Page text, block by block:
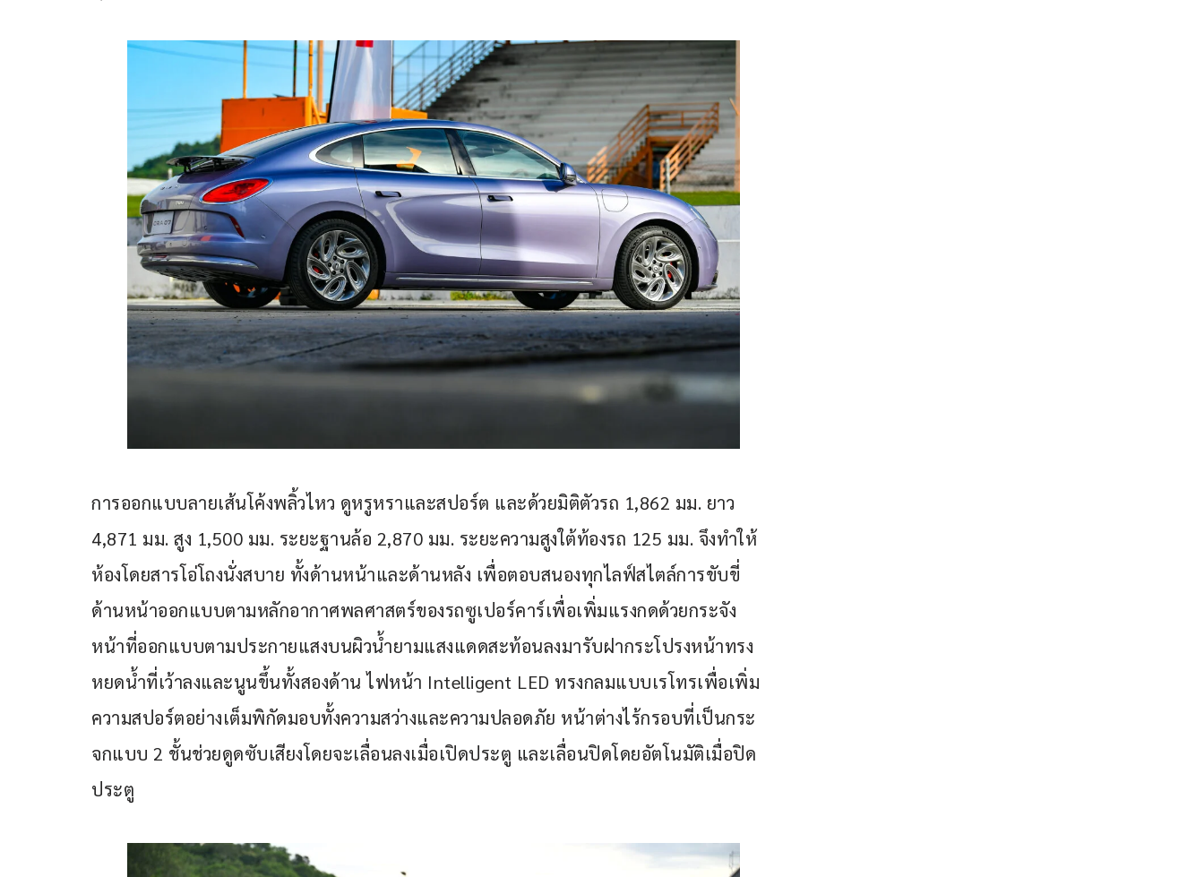
การออกแบบลายเส้นโค้งพลิ้วไหว ดูหรูหราและสปอร์ต และด้วยมิติตัวรถ 1,862 มม. ยาว
4,871 มม. สูง 1,500 มม. ระยะฐานล้อ 2,870 มม. ระยะความสูงใต้ท้องรถ 125 มม. จึงทำให้
ห้องโดยสารโอ่โถงนั่งสบาย ทั้งด้านหน้าและด้านหลัง เพื่อตอบสนองทุกไลฟ์สไตล์การขับขี่
ด้านหน้าออกแบบตามหลักอากาศพลศาสตร์ของรถซูเปอร์คาร์เพื่อเพิ่มแรงกดด้วยกระจัง
หน้าที่ออกแบบตามประกายแสงบนผิวน้ำยามแสงแดดสะท้อนลงมารับฝากระโปรงหน้าทรง
หยดน้ำที่เว้าลงและนูนขึ้นทั้งสองด้าน ไฟหน้า Intelligent LED ทรงกลมแบบเรโทรเพื่อเพิ่ม
ความสปอร์ตอย่างเต็มพิกัดมอบทั้งความสว่างและความปลอดภัย หน้าต่างไร้กรอบที่เป็นกระ
จกแบบ 2 ชั้นช่วยดูดซับเสียงโดยจะเลื่อนลงเมื่อเปิดประตู และเลื่อนปิดโดยอัตโนมัติเมื่อปิด
ประตู